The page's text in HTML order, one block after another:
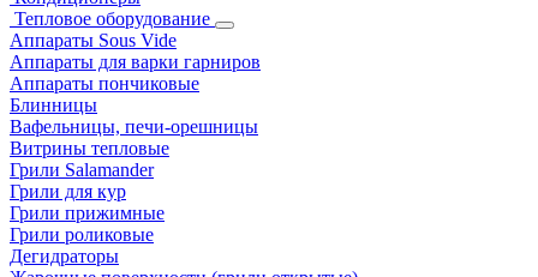
Тепловое оборудование
Аппараты Sous Vide
Аппараты для варки гарниров
Аппараты пончиковые
Блинницы
Вафельницы, печи-орешницы
Витрины тепловые
Грили Salamander
Грили для кур
Грили прижимные
Грили роликовые
Дегидраторы